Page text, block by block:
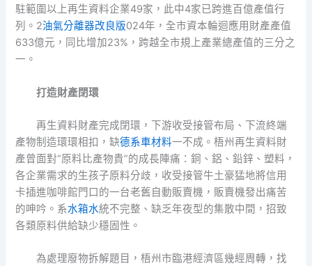
駐範圍以上再生資料企業49家，此中4家已跨進百億產值行
列。2油氣分離器改良版024年，全市資本輪迴應用財產產值
633億元，同比增加23%，跨越全市規上產業總產值的三分之
一。
打造財產閉環
再生資料財產完成閉環，下游收受接管布局、下流終端
產物制造環環相扣，缺德系車材料一不成。梧州再生資料財
產曾面對“原料比產物貴”的成長陣痛：銅、鋁、鉛鋅、塑料，
各企業需求的生孩子原料分歧，收受接管牛土豪猛地將信用
卡插進咖啡館門口的一台老舊自動販賣機，販賣機發出痛苦
的呻吟。系水箱水統不完整、缺乏年夜型的集散中間，招致
各類原料供給缺少穩固性。
為處理廢物拆解題目，梧州市臨港經濟區幾經周轉，找